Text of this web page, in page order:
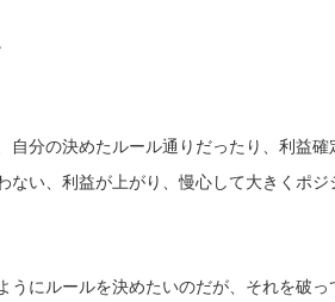
自分の決めたルール通りだったり、利益
ない、利益が上がり、慢心して大きくポ
うにルールを決めたいのだが、それを破っ